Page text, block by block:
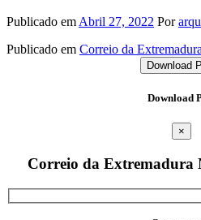
Publicado em Abril 27, 2022 Por
Publicado em Correio da Extremadura
Download
Download
×
Correio da Extremadura